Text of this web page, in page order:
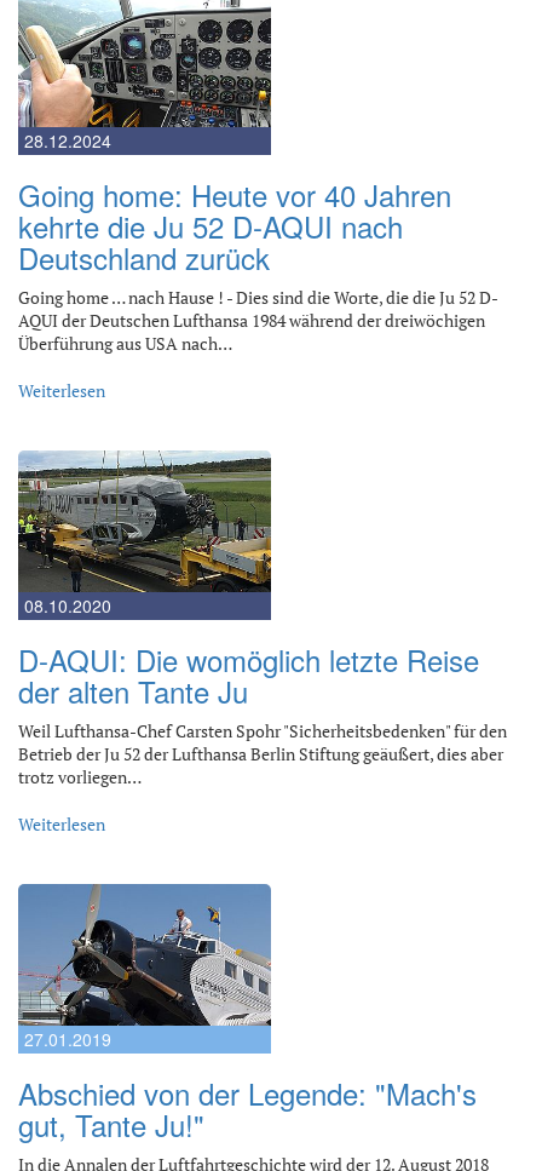
28.12.2024
Going home: Heute vor 40 Jahren
kehrte die Ju 52 D-AQUI nach
Deutschland zurück
Going home … nach Hause ! - Dies sind die Worte, die die Ju 52 D-
AQUI der Deutschen Lufthansa 1984 während der dreiwöchigen
Überführung aus USA nach…
Weiterlesen
08.10.2020
D-AQUI: Die womöglich letzte Reise
der alten Tante Ju
Weil Lufthansa-Chef Carsten Spohr "Sicherheitsbedenken" für den
Betrieb der Ju 52 der Lufthansa Berlin Stiftung geäußert, dies aber
trotz vorliegen…
Weiterlesen
27.01.2019
Abschied von der Legende: "Mach's
gut, Tante Ju!"
In die Annalen der Luftfahrtgeschichte wird der 12. August 2018